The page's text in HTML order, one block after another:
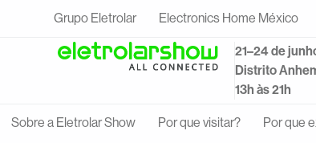
Grupo Eletrolar Electronics Home México
21–24 de
Distrito
13h às 21h
Sobre a Eletrolar Show Por que visitar? Por que